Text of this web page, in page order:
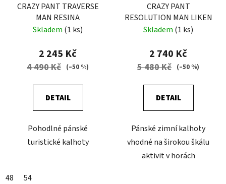
CRAZY PANT TRAVERSE
MAN RESINA
Skladem (1 ks)
2 245 Kč
4 490 Kč (–50 %)
DETAIL
Pohodlné pánské
turistické kalhoty
48 54
CRAZY PANT
RESOLUTION MAN LIKEN
Skladem (1 ks)
2 740 Kč
5 480 Kč (–50 %)
DETAIL
Pánské zimní kalhoty
vhodné na širokou škálu
aktivit v horách